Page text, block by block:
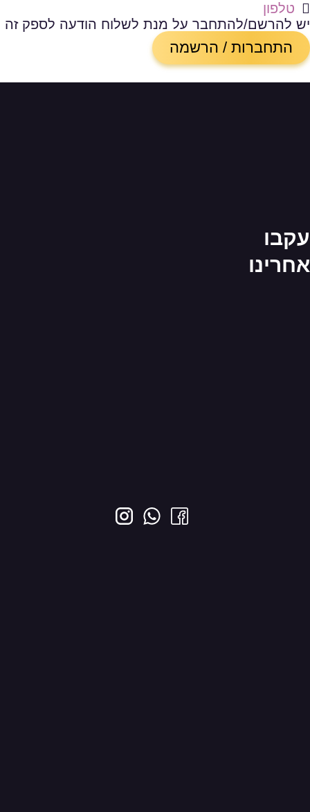
טלפון
יש להרשם/להתחבר על מנת לשלוח הודעה לספק זה
התחברות / הרשמה
עקבו
אחרינו